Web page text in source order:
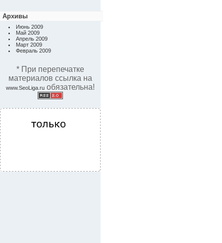
Архивы
Июнь 2009
Май 2009
Апрель 2009
Март 2009
Февраль 2009
* При перепечатке
материалов ссылка на
www.SeoLiga.ru обязательна!